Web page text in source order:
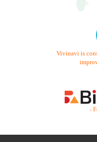
Vivinavi is
-